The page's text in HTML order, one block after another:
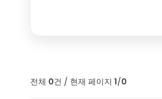
전체 0건 / 현재 페이지 1/0